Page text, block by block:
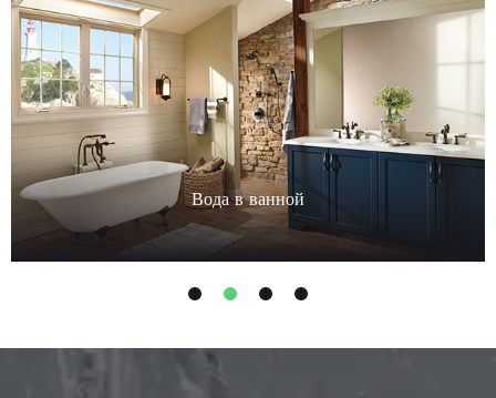
Вода в ванной